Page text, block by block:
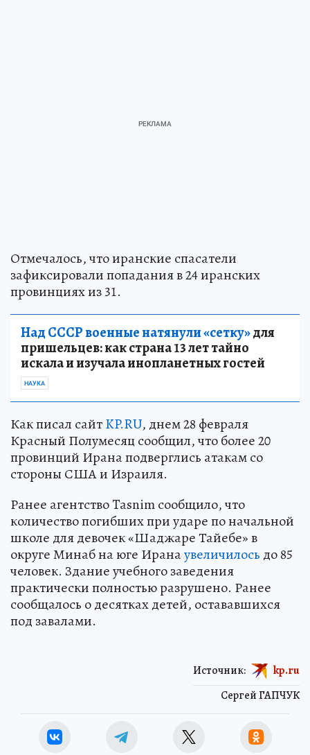
Отмечалось, что иранские спасатели
зафиксировали попадания в 24 иранских
провинциях из 31.
Над СССР военные натянули «сетку»для
пришельцев: как страна 13 лет тайно
искала и изучала инопланетных гостей
НАУКА
Как писал сайтKP.RU, днем 28 февраля
Красный Полумесяц сообщил, что более 20
провинций Ирана подверглись атакам со
стороны США и Израиля.
Ранее агентство Tasnim сообщило, что
количество погибших при ударе по начальной
школе для девочек «Шаджаре Тайебе» в
округе Минаб на юге Иранаувеличилось до 85
человек. Здание учебного заведения
практически полностью разрушено. Ранее
сообщалось о десятках детей, остававшихся
под завалами.
Сергей ГАПЧУК
Источник: kp.ru